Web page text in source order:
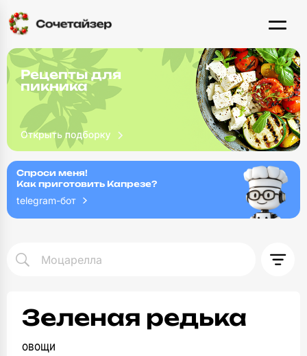
Рецепты для
пикника
Спроси меня!
Как приготовить Капрезе?
telegram-бот
Зеленая редька
овощи